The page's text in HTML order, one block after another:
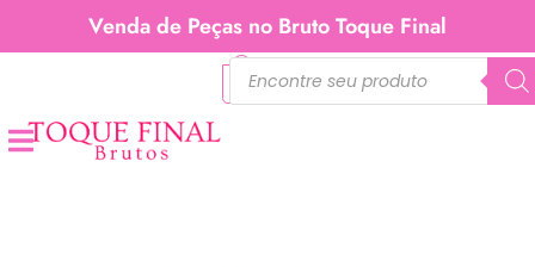
Venda de Peças no Bruto Toque Final